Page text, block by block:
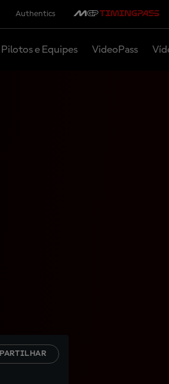
Authentics
Pilotos e Equipes VideoPass